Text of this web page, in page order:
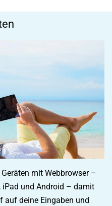
mit Webbrowser –
iPad und Android – damit
auf deine Eingaben und